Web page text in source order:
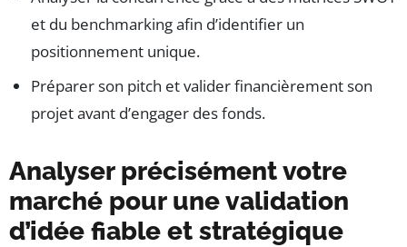
et du benchmarking afin d’identifier un
positionnement unique.
Préparer son pitch et valider financièrement son
projet avant d’engager des fonds.
Analyser précisément votre
marché pour une validation
d’idée fiable et stratégique